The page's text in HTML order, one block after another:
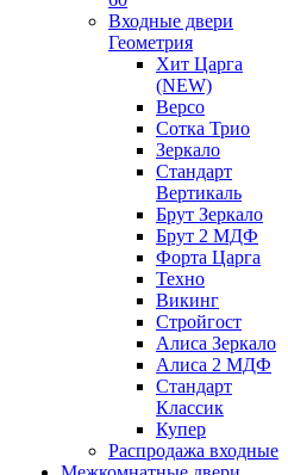
Входные двери
Геометрия
Хит Царга
(NEW)
Версо
Сотка Трио
Зеркало
Стандарт
Вертикаль
Брут Зеркало
Брут 2 МДФ
Форта Царга
Техно
Викинг
Стройгост
Алиса Зеркало
Алиса 2 МДФ
Стандарт
Классик
Купер
Распродажа входные